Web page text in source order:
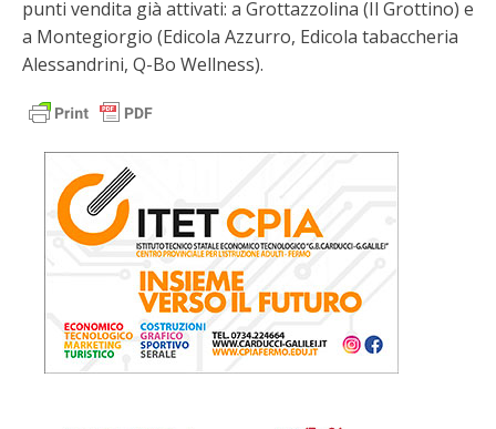
punti vendita già attivati: a Grottazzolina (Il Grottino) e
a Montegiorgio (Edicola Azzurro, Edicola tabaccheria
Alessandrini, Q-Bo Wellness).